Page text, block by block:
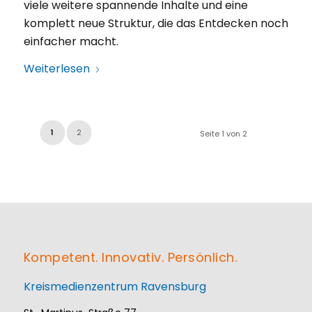
viele weitere spannende Inhalte und eine
komplett neue Struktur, die das Entdecken noch
einfacher macht.
Weiterlesen
Seite 1 von 2
1 2
Kompetent. Innovativ. Persönlich.
Kreismedienzentrum Ravensburg